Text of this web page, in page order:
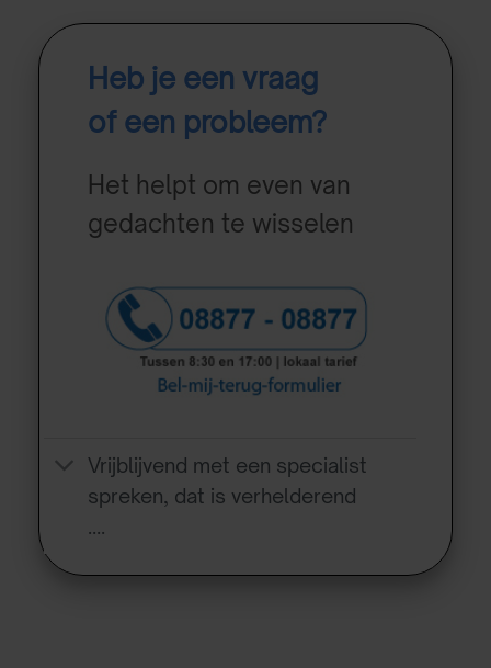
Heb je een vraag
of een probleem?
Het helpt om even van
gedachten te wisselen
Vrijblijvend met een specialist
spreken, dat is verhelderend
….